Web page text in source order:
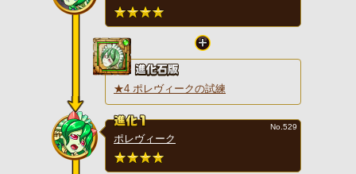
★4 ポレヴィークの試練
ポレヴィーク
No.529